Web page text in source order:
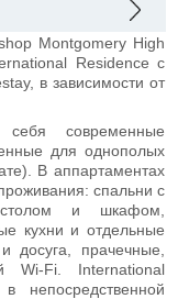
Montgomery High
Residence с
в зависимости от
современные
для однополых
В аппартаментах
спальни с
и шкафом,
кухни и отдельные
прачечные,
Wi-Fi. International
непосредственной